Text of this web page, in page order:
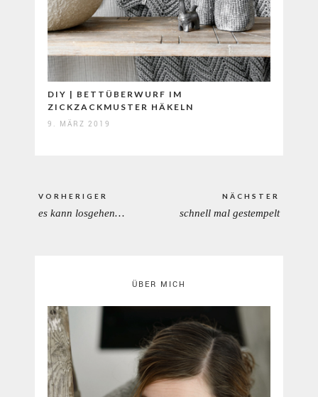
DIY | BETTÜBERWURF IM
ZICKZACKMUSTER HÄKELN
9. MÄRZ 2019
VORHERIGER
PREVIOUS
es kann losgehen…
NÄCHSTER
NEXT
schnell mal gestempelt
ÜBER MICH